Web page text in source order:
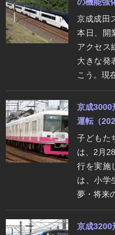
京成成田
本日、開
アクセス
大きな発
こう。現
京成3000
運転（
子どもた
は、2月
行を実施
は、小学
夢・将来
京成3200